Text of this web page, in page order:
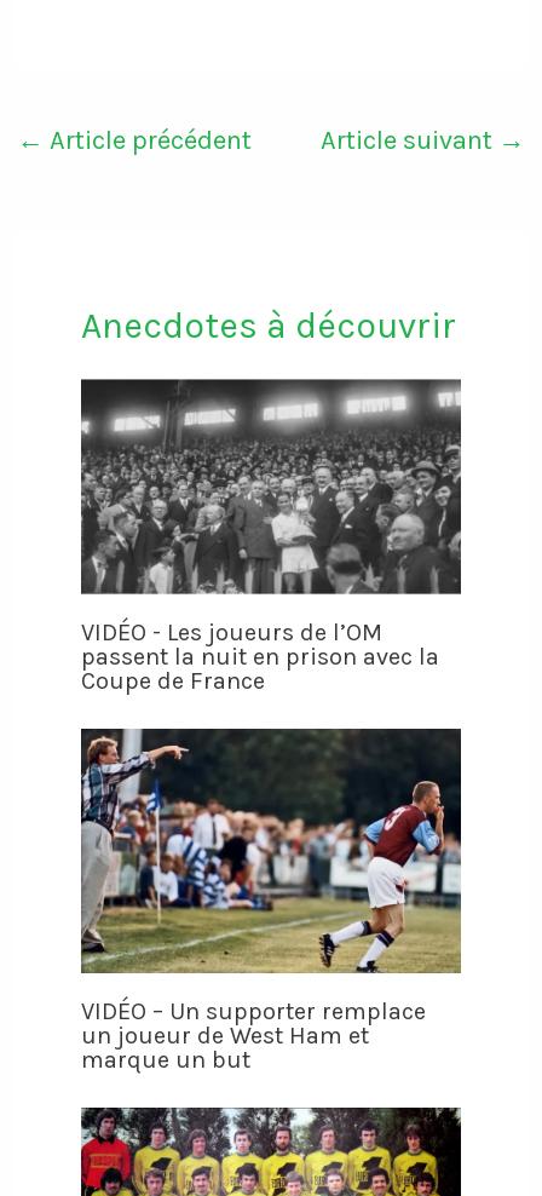
← Article précédent Article suivant →
Anecdotes à découvrir
VIDÉO - Les joueurs de l’OM
passent la nuit en prison avec la
Coupe de France
VIDÉO – Un supporter remplace
un joueur de West Ham et
marque un but